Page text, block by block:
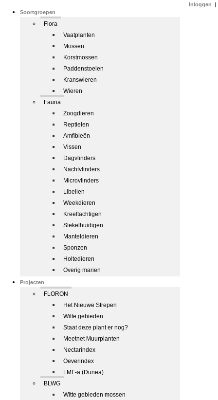
Soortgroepen
Flora
Vaatplanten
Mossen
Korstmossen
Paddenstoelen
Kranswieren
Wieren
Fauna
Zoogdieren
Reptielen
Amfibieën
Vissen
Dagvlinders
Nachtvlinders
Microvlinders
Libellen
Weekdieren
Kreeftachtigen
Stekelhuidigen
Manteldieren
Sponzen
Holtedieren
Overig marien
Projecten
FLORON
Het Nieuwe Strepen
Witte gebieden
Staat deze plant er nog?
Meetnet Muurplanten
Nectarindex
Oeverindex
LMF-a (Dunea)
BLWG
Witte gebieden mossen
Inloggen |